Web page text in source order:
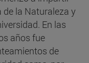
la Naturaleza y
En las
años fue
de